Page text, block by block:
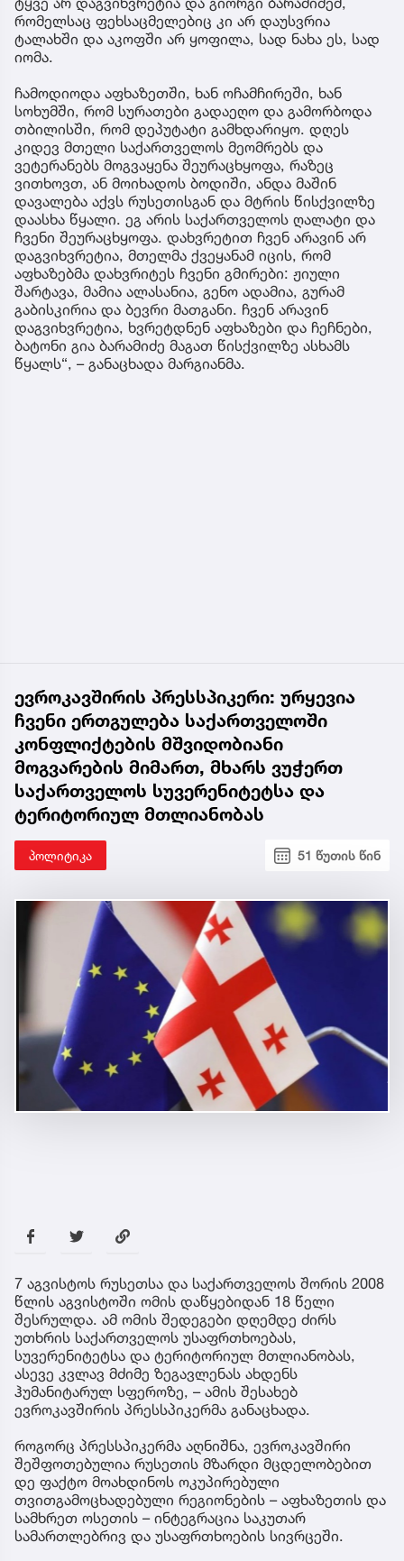
რომელსაც ფეხსაცმელებიც კი არ დაუსვრია
ტალახში და აკოფში არ ყოფილა, სად ნახა ეს, სად
იომა.
ჩამოდიოდა აფხაზეთში, ხან ოჩამჩირეში, ხან
სოხუმში, რომ სურათები გადაეღო და გამორბოდა
თბილისში, რომ დეპუტატი გამხდარიყო. დღეს
კიდევ მთელი საქართველოს მეომრებს და
ვეტერანებს მოგვაყენა შეურაცხყოფა, რაზეც
ვითხოვთ, ან მოიხადოს ბოდიში, ანდა მაშინ
დავალება აქვს რუსეთისგან და მტრის წისქვილზე
დაასხა წყალი. ეგ არის საქართველოს ღალატი და
ჩვენი შეურაცხყოფა. დახვრეტით ჩვენ არავინ არ
დაგვიხვრეტია, მთელმა ქვეყანამ იცის, რომ
აფხაზებმა დახვრიტეს ჩვენი გმირები: ჟიული
შარტავა, მამია ალასანია, გენო ადამია, გურამ
გაბისკირია და ბევრი მათგანი. ჩვენ არავინ
დაგვიხვრეტია, ხვრეტდნენ აფხაზები და ჩეჩნები,
ბატონი გია ბარამიძე მაგათ წისქვილზე ასხამს
წყალს“, – განაცხადა მარგიანმა.
ევროკავშირის პრესსპიკერი: ურყევია
ჩვენი ერთგულება საქართველოში
კონფლიქტების მშვიდობიანი
მოგვარების მიმართ, მხარს ვუჭერთ
საქართველოს სუვერენიტეტსა და
ტერიტორიულ მთლიანობას
პოლიტიკა 51 წუთის წინ
7 აგვისტოს რუსეთსა და საქართველოს შორის 2008
წლის აგვისტოში ომის დაწყებიდან 18 წელი
შესრულდა. ამ ომის შედეგები დღემდე ძირს
უთხრის საქართველოს უსაფრთხოებას,
სუვერენიტეტსა და ტერიტორიულ მთლიანობას,
ასევე კვლავ მძიმე ზეგავლენას ახდენს
ჰუმანიტარულ სფეროზე, – ამის შესახებ
ევროკავშირის პრესსპიკერმა განაცხადა.
როგორც პრესსპიკერმა აღნიშნა, ევროკავშირი
შეშფოთებულია რუსეთის მზარდი მცდელობებით
დე ფაქტო მოახდინოს ოკუპირებული
თვითგამოცხადებული რეგიონების – აფხაზეთის და
სამხრეთ ოსეთის – ინტეგრაცია საკუთარ
სამართლებრივ და უსაფრთხოების სივრცეში.